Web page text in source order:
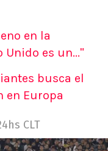
en la
es un..."
busca el
en Europa
CLT